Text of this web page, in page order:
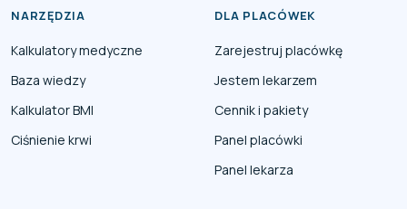
NARZĘDZIA
Kalkulatory medyczne
Baza wiedzy
Kalkulator BMI
Ciśnienie krwi
DLA PLACÓWEK
Zarejestruj placówkę
Jestem lekarzem
Cennik i pakiety
Panel placówki
Panel lekarza